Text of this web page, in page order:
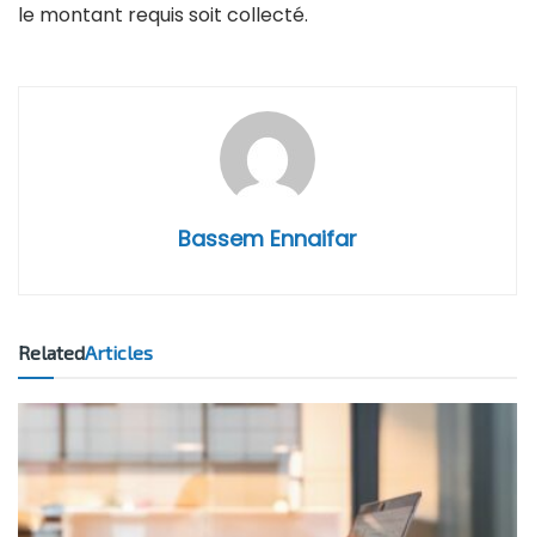
le montant requis soit collecté.
Bassem Ennaifar
RelatedArticles